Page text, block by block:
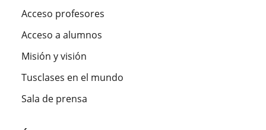
Acceso profesores
Acceso a alumnos
Misión y visión
Tusclases en el mundo
Sala de prensa